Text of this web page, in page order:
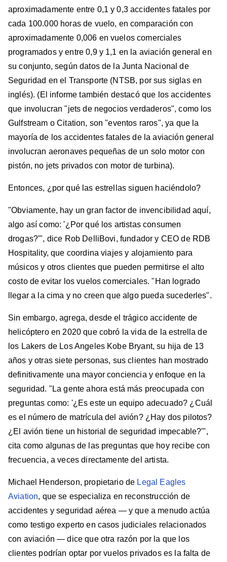
aproximadamente entre 0,1 y 0,3 accidentes fatales por
cada 100.000 horas de vuelo, en comparación con
aproximadamente 0,006 en vuelos comerciales
programados y entre 0,9 y 1,1 en la aviación general en
su conjunto, según datos de la Junta Nacional de
Seguridad en el Transporte (NTSB, por sus siglas en
inglés). (El informe también destacó que los accidentes
que involucran "jets de negocios verdaderos", como los
Gulfstream o Citation, son "eventos raros", ya que la
mayoría de los accidentes fatales de la aviación general
involucran aeronaves pequeñas de un solo motor con
pistón, no jets privados con motor de turbina).
Entonces, ¿por qué las estrellas siguen haciéndolo?
"Obviamente, hay un gran factor de invencibilidad aquí,
algo así como: '¿Por qué los artistas consumen
drogas?'", dice Rob DelliBovi, fundador y CEO de RDB
Hospitality, que coordina viajes y alojamiento para
músicos y otros clientes que pueden permitirse el alto
costo de evitar los vuelos comerciales. "Han logrado
llegar a la cima y no creen que algo pueda sucederles".
Sin embargo, agrega, desde el trágico accidente de
helicóptero en 2020 que cobró la vida de la estrella de
los Lakers de Los Angeles Kobe Bryant, su hija de 13
años y otras siete personas, sus clientes han mostrado
definitivamente una mayor conciencia y enfoque en la
seguridad. "La gente ahora está más preocupada con
preguntas como: '¿Es este un equipo adecuado? ¿Cuál
es el número de matrícula del avión? ¿Hay dos pilotos?
¿El avión tiene un historial de seguridad impecable?'",
cita como algunas de las preguntas que hoy recibe con
frecuencia, a veces directamente del artista.
Michael Henderson, propietario de Legal Eagles
Aviation, que se especializa en reconstrucción de
accidentes y seguridad aérea — y que a menudo actúa
como testigo experto en casos judiciales relacionados
con aviación — dice que otra razón por la que los
clientes podrían optar por vuelos privados es la falta de